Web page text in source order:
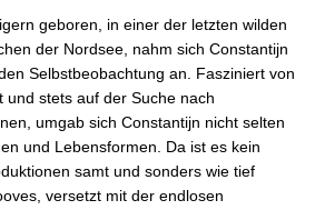
geboren, in einer der letzten wilden
der Nordsee, nahm sich Constantijn
Selbstbeobachtung an. Fasziniert von
und stets auf der Suche nach
umgab sich Constantijn nicht selten
und Lebensformen. Da ist es kein
samt und sonders wie tief
versetzt mit der endlosen